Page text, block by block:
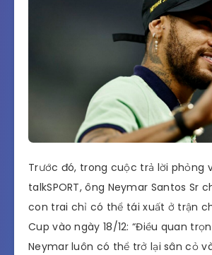
Trước đó, trong cuộc trả lời phỏng
talkSPORT, ông Neymar Santos Sr
con trai chỉ có thể tái xuất ở trận
Cup vào ngày 18/12: “Điều quan
Neymar luôn có thể trở lại sân cỏ